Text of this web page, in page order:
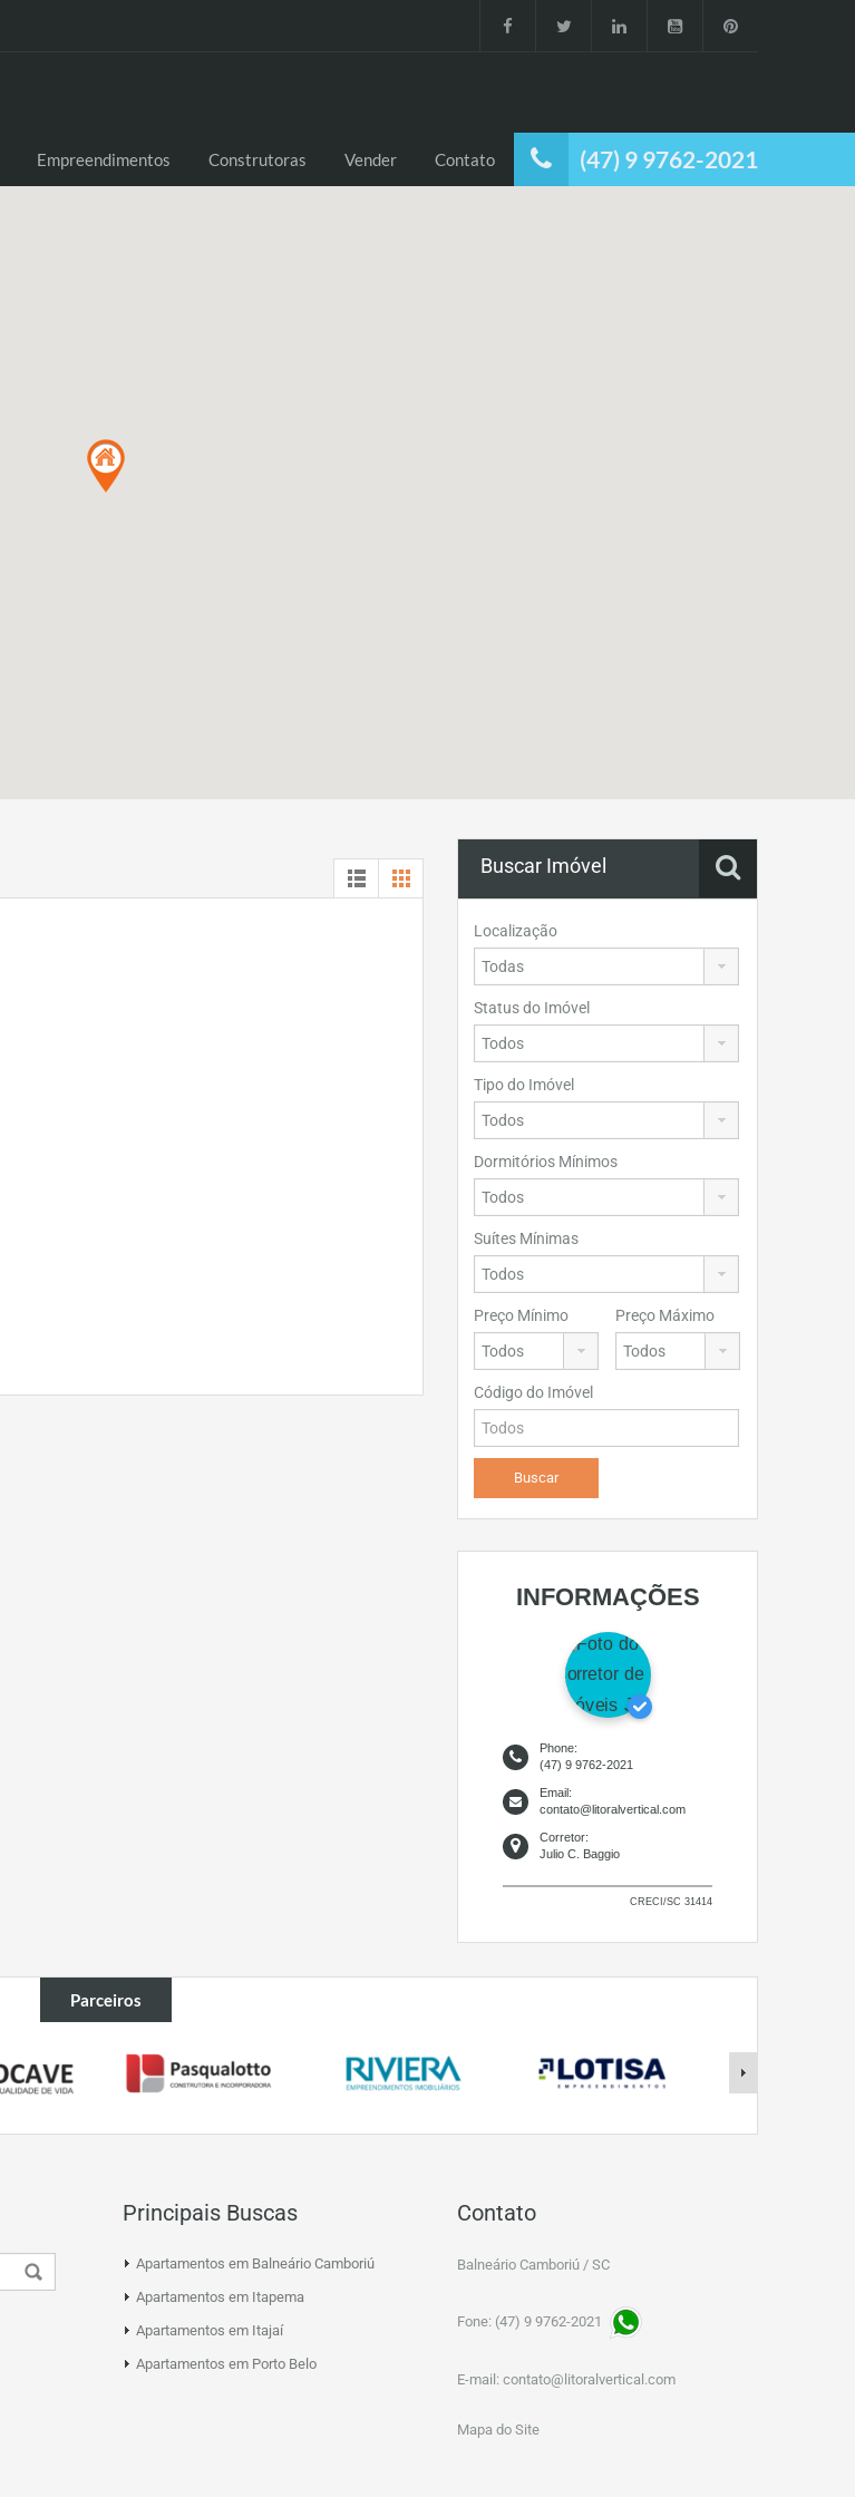
(47) 9 9762-2021
Empreendimentos Construtoras Vender Contato
Buscar Imóvel
Localização
Status do Imóvel
Tipo do Imóvel
Dormitórios Mínimos
Suítes Mínimas
Preço Mínimo Preço Máximo
Código do Imóvel
INFORMAÇÕES
Phone:
(47) 9 9762-2021
Email:
contato@litoralvertical.com
Corretor:
Julio C. Baggio
CRECI/SC 31414
Parceiros
Principais Buscas
Apartamentos em Balneário Camboriú
Apartamentos em Itapema
Apartamentos em Itajaí
Apartamentos em Porto Belo
Contato
Balneário Camboriú / SC
Fone: (47) 9 9762-2021
E-mail: contato@litoralvertical.com
Mapa do Site